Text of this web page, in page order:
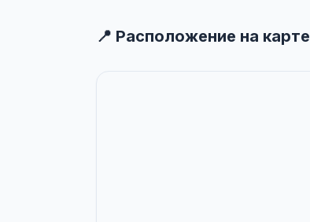
📍 Расположение на карте